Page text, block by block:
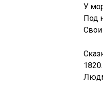
У
Под
Свои